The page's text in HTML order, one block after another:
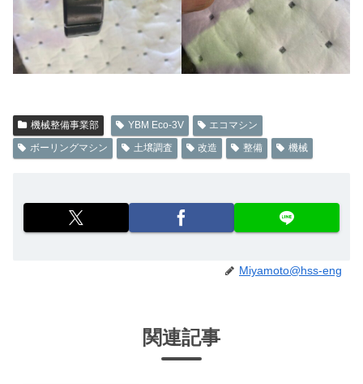
機械整備事業部 YBM Eco-3V
エコマシン
ボーリングマシン
土壌調査 改造 整備 機械
Miyamoto@hss-eng
関連記事